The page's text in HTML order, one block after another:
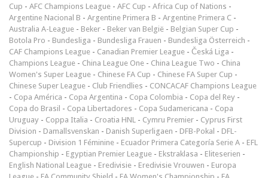
Cup - AFC Champions League - AFC Cup - Africa Cup of Nations -
Argentine Nacional B - Argentine Primera B - Argentine Primera C -
Australia A-League - Beker - Beker van België - Belgian Super Cup -
Botola Pro - Bundesliga - Bundesliga Frauen - Bundesliga Österreich -
CAF Champions League - Canadian Premier League - Česká Liga -
Champions League - China League One - China League Two - China
Women's Super League - Chinese FA Cup - Chinese FA Super Cup -
Chinese Super League - Club Friendlies - CONCACAF Champions League
- Copa América - Copa Argentina - Copa Colombia - Copa del Rey -
Copa do Brasil - Copa Libertadores - Copa Sudamericana - Copa
Uruguay - Coppa Italia - Croatia HNL - Cymru Premier - Cyprus First
Division - Damallsvenskan - Danish Superligaen - DFB-Pokal - DFL-
Supercup - Division 1 Féminine - Ecuador Primera Categoría Serie A - EFL
Championship - Egyptian Premier League - Ekstraklasa - Eliteserien -
English National League - Eredivisie - Eredivisie Vrouwen - Europa